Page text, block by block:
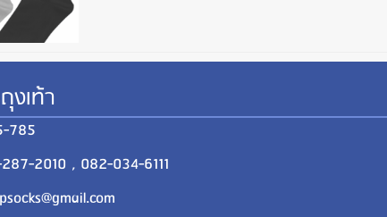
เท้า
785
2010 , 082-034-6111